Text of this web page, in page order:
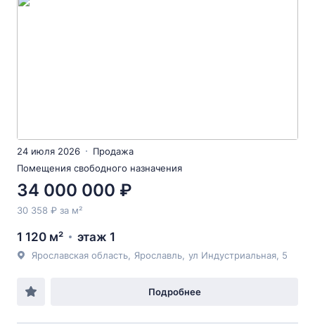
24 июля 2026
Продажа
Помещения свободного назначения
34 000 000 ₽
30 358 ₽ за м²
1 120 м² этаж 1
Ярославская область Ярославль ул Индустриальная , 5
Подробнее